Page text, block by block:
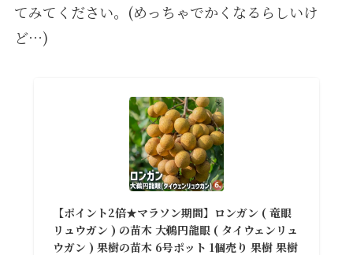
てみてください。(めっちゃでかくなるらしいけ
ど⋯)
【ポイント2倍★マラソン期間】ロンガン ( 竜眼
リュウガン ) の苗木 大鵜円龍眼 ( タイウェンリュ
ウガン ) 果樹の苗木 6号ポット 1個売り 果樹 果樹